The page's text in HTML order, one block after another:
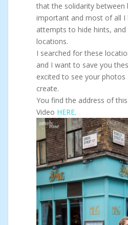
that the solidarity between
important and most of all I
attempts to hide hints,
locations.
I searched for these
and I want to save you
excited to see your photos
create.
You find the address of
Video HERE.